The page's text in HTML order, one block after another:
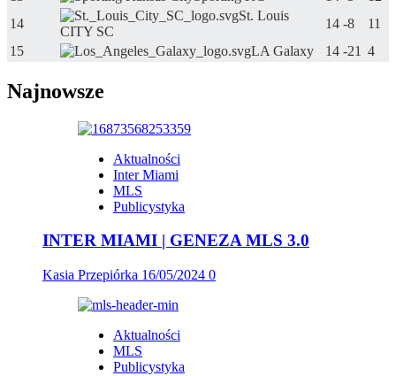
14
St. Louis
CITY SC
14 -8
11
15
LA Galaxy 14 -21 4
Najnowsze
Aktualności
Inter Miami
MLS
Publicystyka
INTER MIAMI | GENEZA MLS 3.0
Kasia Przepiórka 16/05/2024 0
Aktualności
MLS
Publicystyka